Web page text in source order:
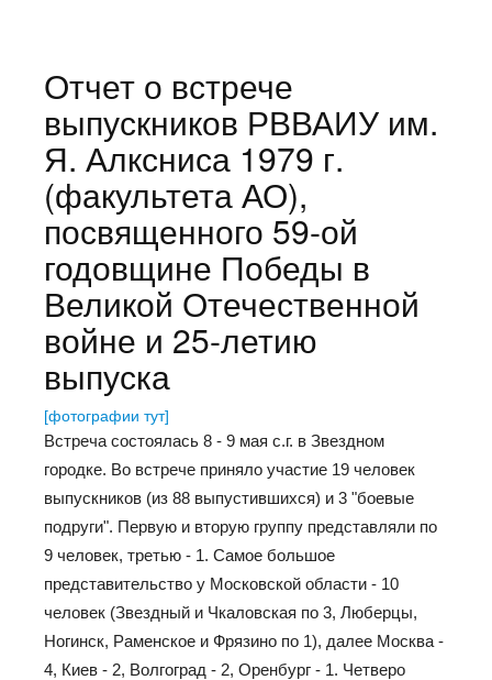
Отчет о встрече
выпускников РВВАИУ им.
Я. Алксниса 1979 г.
(факультета АО),
посвященного 59-ой
годовщине Победы в
Великой Отечественной
войне и 25-летию
выпуска
[фотографии тут]
Встреча состоялась 8 - 9 мая с.г. в Звездном
городке. Во встрече приняло участие 19 человек
выпускников (из 88 выпустившихся) и 3 "боевые
подруги". Первую и вторую группу представляли по
9 человек, третью - 1. Самое большое
представительство у Московской области - 10
человек (Звездный и Чкаловская по 3, Люберцы,
Ногинск, Раменское и Фрязино по 1), далее Москва -
4, Киев - 2, Волгоград - 2, Оренбург - 1. Четверо